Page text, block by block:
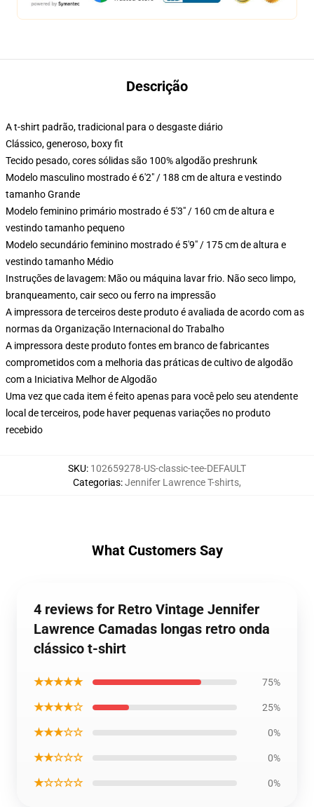
Descrição
A t-shirt padrão, tradicional para o desgaste diário
Clássico, generoso, boxy fit
Tecido pesado, cores sólidas são 100% algodão preshrunk
Modelo masculino mostrado é 6'2" / 188 cm de altura e vestindo
tamanho Grande
Modelo feminino primário mostrado é 5'3" / 160 cm de altura e
vestindo tamanho pequeno
Modelo secundário feminino mostrado é 5'9" / 175 cm de altura e
vestindo tamanho Médio
Instruções de lavagem: Mão ou máquina lavar frio. Não seco limpo,
branqueamento, cair seco ou ferro na impressão
A impressora de terceiros deste produto é avaliada de acordo com as
normas da Organização Internacional do Trabalho
A impressora deste produto fontes em branco de fabricantes
comprometidos com a melhoria das práticas de cultivo de algodão
com a Iniciativa Melhor de Algodão
Uma vez que cada item é feito apenas para você pelo seu atendente
local de terceiros, pode haver pequenas variações no produto
recebido
SKU: 102659278-US-classic-tee-DEFAULT
Categorias:Jennifer Lawrence T-shirts,
What Customers Say
4 reviews for Retro Vintage Jennifer
Lawrence Camadas longas retro onda
clássico t-shirt
★★★★★ 75%
★★★★☆ 25%
★★★☆☆ 0%
★★☆☆☆ 0%
★☆☆☆☆ 0%